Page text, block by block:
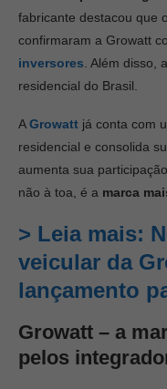
fabricante destacou que
confirmaram a Growatt
inversores . Além disso,
residencial do Brasil.
AGrowatt já conta com
residencial e consolida
aumenta sua
não à toa, é a marca
> Leia mais:
veicular da
lançamento
Growatt – a
pelos